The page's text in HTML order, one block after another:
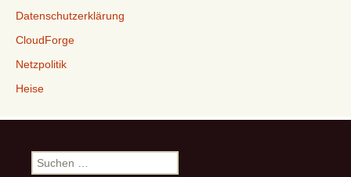
Datenschutzerklärung
CloudForge
Netzpolitik
Heise
Suchen